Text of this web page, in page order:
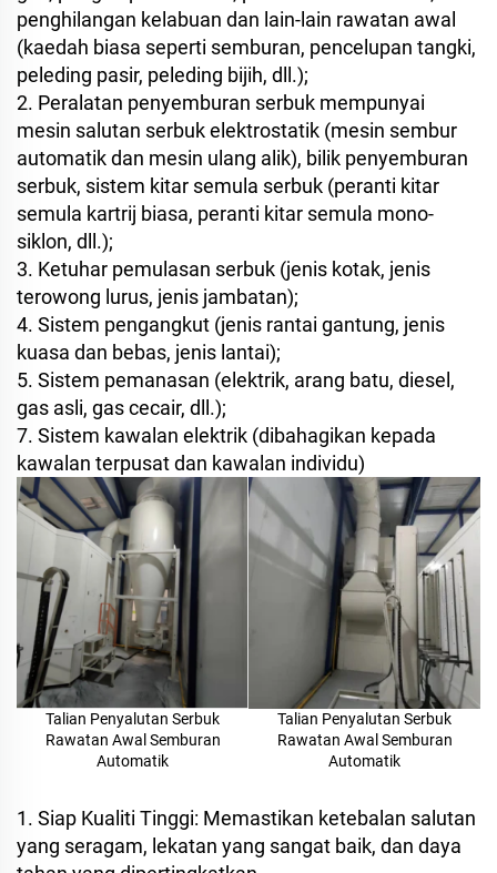
penghilangan kelabuan dan lain-lain rawatan awal
(kaedah biasa seperti semburan, pencelupan tangki,
peleding pasir, peleding bijih, dll.);
2. Peralatan penyemburan serbuk mempunyai
mesin salutan serbuk elektrostatik (mesin sembur
automatik dan mesin ulang alik), bilik penyemburan
serbuk, sistem kitar semula serbuk (peranti kitar
semula kartrij biasa, peranti kitar semula mono-
siklon, dll.);
3. Ketuhar pemulasan serbuk (jenis kotak, jenis
terowong lurus, jenis jambatan);
4. Sistem pengangkut (jenis rantai gantung, jenis
kuasa dan bebas, jenis lantai);
5. Sistem pemanasan (elektrik, arang batu, diesel,
gas asli, gas cecair, dll.);
7. Sistem kawalan elektrik (dibahagikan kepada
kawalan terpusat dan kawalan individu)
Talian Penyalutan Serbuk
Rawatan Awal Semburan
Automatik
Talian Penyalutan Serbuk
Rawatan Awal Semburan
Automatik
1. Siap Kualiti Tinggi: Memastikan ketebalan salutan
yang seragam, lekatan yang sangat baik, dan daya